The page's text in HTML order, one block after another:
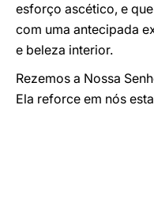
esforço ascético, e
com uma antecipada
e beleza interior.
Rezemos a Nossa
Ela reforce em nós